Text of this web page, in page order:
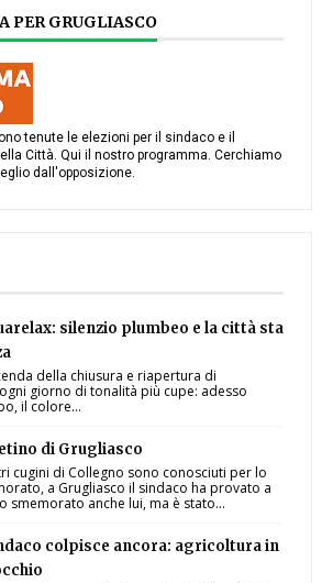
PER GRUGLIASCO
tenute le elezioni per il sindaco e il
Città. Qui il nostro programma. Cerchiamo
dall'opposizione.
silenzio plumbeo e la città sta
della chiusura e riapertura di
giorno di tonalità più cupe: adesso
il colore...
di Grugliasco
cugini di Collegno sono conosciuti per lo
a Grugliasco il sindaco ha provato a
smemorato anche lui, ma è stato...
colpisce ancora: agricoltura in